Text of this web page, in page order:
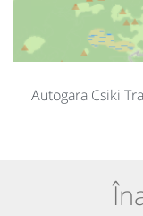
Autogara Csiki